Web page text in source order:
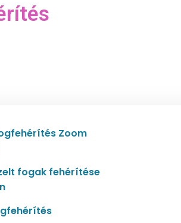
Zoom
fogak fehérítése